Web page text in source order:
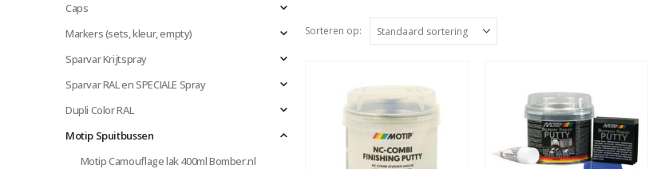
Sorteren op:
Caps
Markers (sets, kleur, empty)
Sparvar Krijtspray
Sparvar RAL en SPECIALE Spray
Dupli Color RAL
Motip Spuitbussen
Motip Camouflage lak 400ml Bomber.nl